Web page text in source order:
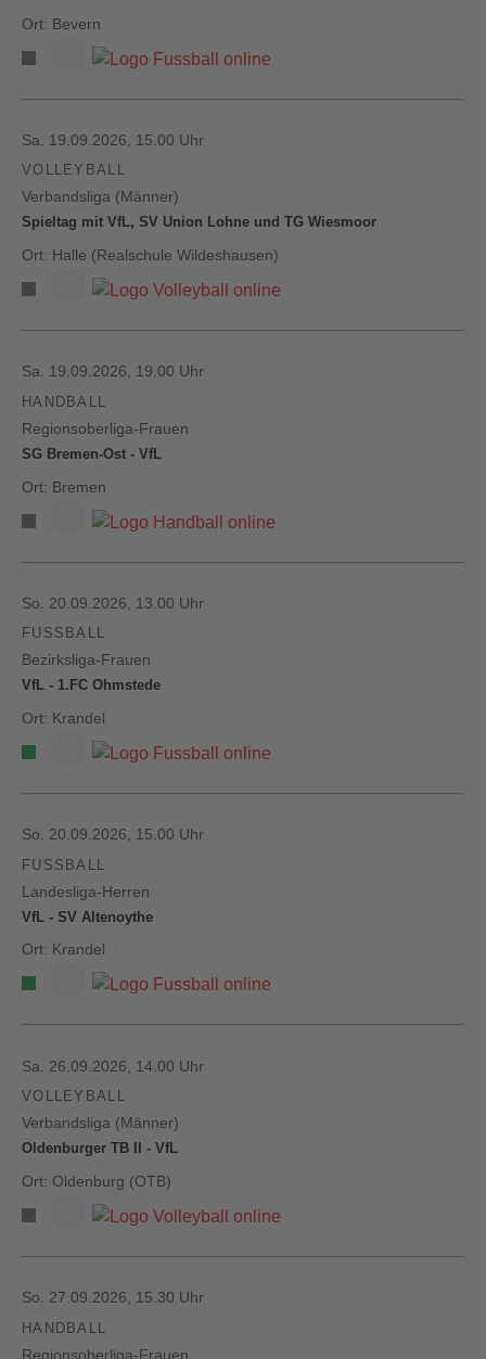
Ort: Bevern
Sa. 19.09.2026, 15.00 Uhr
VOLLEYBALL
Verbandsliga (Männer)
Spieltag mit VfL, SV Union Lohne und TG Wiesmoor
Ort: Halle (Realschule Wildeshausen)
Sa. 19.09.2026, 19.00 Uhr
HANDBALL
Regionsoberliga-Frauen
SG Bremen-Ost - VfL
Ort: Bremen
So. 20.09.2026, 13.00 Uhr
FUSSBALL
Bezirksliga-Frauen
VfL - 1.FC Ohmstede
Ort: Krandel
So. 20.09.2026, 15.00 Uhr
FUSSBALL
Landesliga-Herren
VfL - SV Altenoythe
Ort: Krandel
Sa. 26.09.2026, 14.00 Uhr
VOLLEYBALL
Verbandsliga (Männer)
Oldenburger TB II - VfL
Ort: Oldenburg (OTB)
So. 27.09.2026, 15.30 Uhr
HANDBALL
Regionsoberliga-Frauen